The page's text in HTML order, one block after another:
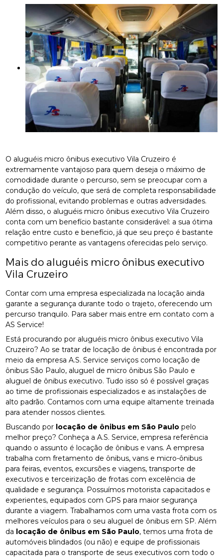
O aluguéis micro ônibus executivo Vila Cruzeiro é
extremamente vantajoso para quem deseja o máximo de
comodidade durante o percurso, sem se preocupar com a
condução do veículo, que será de completa responsabilidade
do profissional, evitando problemas e outras adversidades.
Além disso, o aluguéis micro ônibus executivo Vila Cruzeiro
conta com um benefício bastante considerável: a sua ótima
relação entre custo e benefício, já que seu preço é bastante
competitivo perante as vantagens oferecidas pelo serviço.
Mais do aluguéis micro ônibus executivo
Vila Cruzeiro
Contar com uma empresa especializada na locação ainda
garante a segurança durante todo o trajeto, oferecendo um
percurso tranquilo. Para saber mais entre em contato com a
AS Service!
Está procurando por aluguéis micro ônibus executivo Vila
Cruzeiro? Ao se tratar de locação de ônibus é encontrada por
meio da empresa A.S. Service serviços como locação de
ônibus São Paulo, aluguel de micro ônibus São Paulo e
aluguel de ônibus executivo. Tudo isso só é possível graças
ao time de profissionais especializados e as instalações de
alto padrão. Contamos com uma equipe altamente treinada
para atender nossos clientes.
Buscando por locação de ônibus em São Paulo pelo
melhor preço? Conheça a A.S. Service, empresa referência
quando o assunto é locação de ônibus e vans. A empresa
trabalha com fretamento de ônibus, vans e micro-ônibus
para feiras, eventos, excursões e viagens, transporte de
executivos e terceirização de frotas com excelência de
qualidade e segurança. Possuímos motorista capacitados e
experientes, equipados com GPS para maior segurança
durante a viagem. Trabalhamos com uma vasta frota com os
melhores veículos para o seu aluguel de ônibus em SP. Além
da locação de ônibus em São Paulo, temos uma frota de
automóveis blindados (ou não) e equipe de profissionais
capacitada para o transporte de seus executivos com todo o